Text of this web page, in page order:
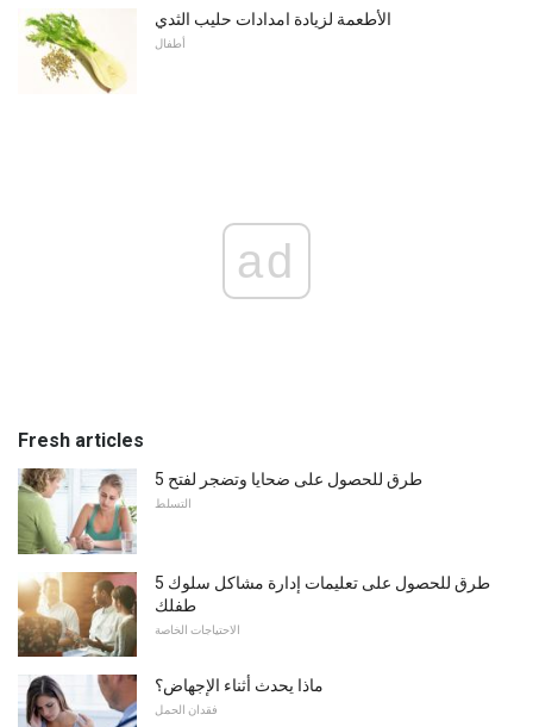
الأطعمة لزيادة امدادات حليب الثدي
أطفال
ad
Fresh articles
5 طرق للحصول على ضحايا وتضجر لفتح
التسلط
5 طرق للحصول على تعليمات إدارة مشاكل سلوك
طفلك
الاحتياجات الخاصة
ماذا يحدث أثناء الإجهاض؟
فقدان الحمل